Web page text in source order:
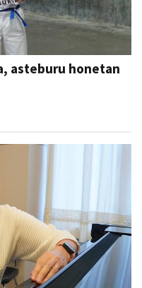
asteburu honetan